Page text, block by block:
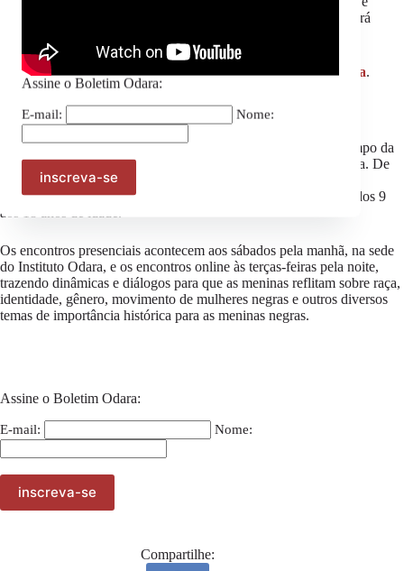
Assine o Boletim Odara:
E-mail: Nome:
sexualidade, foram pontuados no documento que em breve estará
Confira os registro do encontro no Instagram@ayomide_odara.
Sobre o projeto
O Projeto Ayomide Odara iniciou sua atuação em 2021, no campo da
educação e dos direitos humanos, com o apoio do Fundo Malala. De
maneira remota e presencial, a equipe trabalha com formação e
incidência política para mais de 100 meninas negras da Bahia, dos 9
aos 18 anos de idade.
Os encontros presenciais acontecem aos sábados pela manhã, na sede
do Instituto Odara, e os encontros online às terças-feiras pela noite,
trazendo dinâmicas e diálogos para que as meninas reflitam sobre raça,
identidade, gênero, movimento de mulheres negras e outros diversos
temas de importância histórica para as meninas negras.
Assine o Boletim Odara:
E-mail: Nome:
Compartilhe: